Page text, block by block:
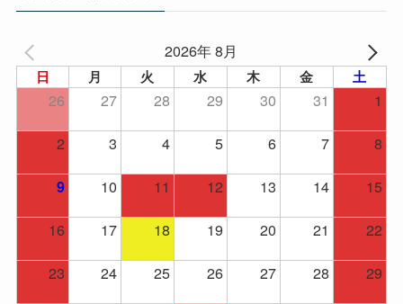
ブ
2026年 8月
日 月 火 水 木 金 土
26 27 28 29 30 31
1
2
3 4 5 6 7 8
9 10 11 12 13 14
15
16
17 18 19 20 21
22
23
24 25 26 27 28
29